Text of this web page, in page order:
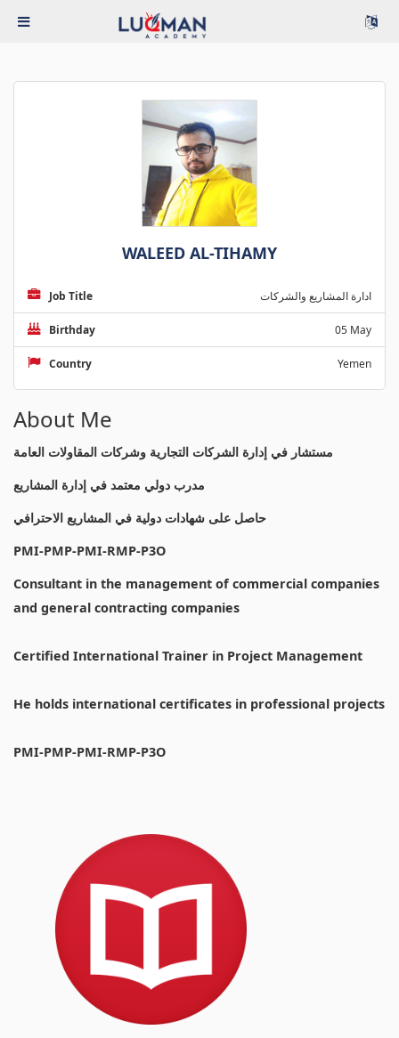
WALEED AL-TIHAMY
Job Title ادارة المشاريع والشركات
Birthday 05 May
Country Yemen
About Me
مستشار في إدارة الشركات التجارية وشركات المقاولات العامة
مدرب دولي معتمد في إدارة المشاريع
حاصل على شهادات دولية في المشاريع الاحترافي
PMI-PMP-PMI-RMP-P3O
Consultant in the management of commercial companies
and general contracting companies
Certified International Trainer in Project Management
He holds international certificates in professional projects
PMI-PMP-PMI-RMP-P3O